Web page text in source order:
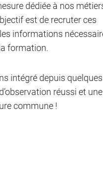
dédiée à nos
est de recruter ces
informations
formation.
intégré depuis quelques
réussi et une
commune !